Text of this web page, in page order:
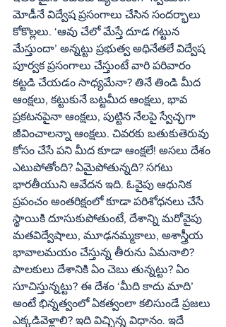
మోడీనే విద్వేష ప్రసంగాలు చేసిన సందర్భాలు
కోకొల్లలు. ‘ఆవు చేలో మేస్తే దూడ గట్టున
మేస్తుందా’ అన్నట్టు ప్రభుత్వ అధినేతలే విద్వేష
పూర్వక ప్రసంగాలు చేస్తుంటే వారి పరివారం
కట్టడి చేయడం సాధ్యమేనా? తినే తిండి మీద
ఆంక్షలు, కట్టుకునే బట్టమీద ఆంక్షలు, భావ
ప్రకటనపైనా ఆంక్షలు, పుట్టిన నేలపై స్వేచ్ఛగా
జీవించాలన్నా ఆంక్షలు. చివరకు బతుకుతెరువు
కోసం చేసే పని మీద కూడా ఆంక్షలే! అసలు దేశం
ఎటుపోతోంది? ఏమైపోతున్నది? సగటు
భారతీయుని ఆవేదన ఇది. ఓవైపు ఆధునిక
ప్రపంచం అంతరిక్షంలో కూడా పరిశోధనలు చేసే
స్థాయికి దూసుకుపోతుంటే, దేశాన్ని మరోవైపు
మతవిద్వేషాలు, మూఢనమ్మకాలు, అశాస్త్రీయ
భావాలమయం చేస్తున్న తీరును ఏమనాలి?
పాలకులు దేశానికి ఏం చెబు తున్నట్టు? ఏం
సూచిస్తున్నట్టు? ఈ దేశం ‘మీది కాదు మాది’
అంటే భిన్నత్వంలో ఏకత్వంలా కలిసుండే ప్రజలు
ఎక్కడివెళ్లాలి? ఇది విచ్ఛిన్న విధానం. ఇదే